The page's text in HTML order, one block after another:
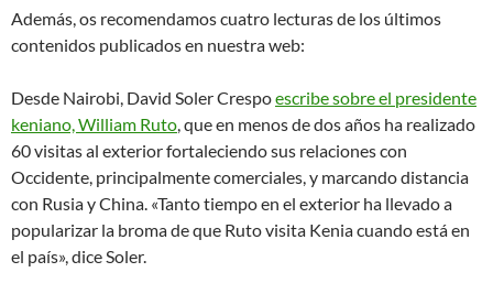
Además, os recomendamos cuatro lecturas de los últimos
contenidos publicados en nuestra web:
Desde Nairobi, David Soler Crespoescribe sobre el presidente
keniano, William Ruto , que en menos de dos años ha realizado
60 visitas al exterior fortaleciendo sus relaciones con
Occidente, principalmente comerciales, y marcando distancia
con Rusia y China. «Tanto tiempo en el exterior ha llevado a
popularizar la broma de que Ruto visita Kenia cuando está en
el país», dice Soler.